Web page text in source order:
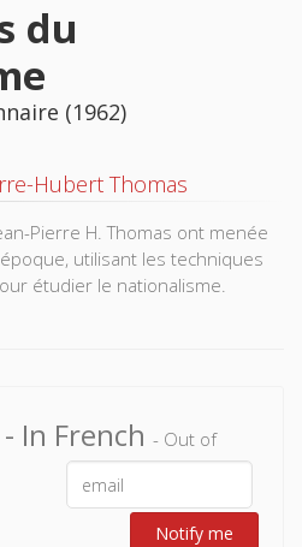
du
(1962)
Hubert Thomas
Pierre H. Thomas ont menée
utilisant les techniques
étudier le nationalisme.
- In French - Out of
Notify me